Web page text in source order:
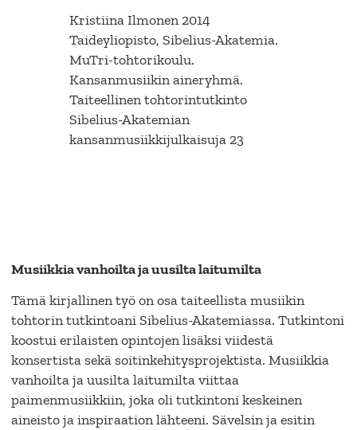
Kristiina Ilmonen 2014
Taideyliopisto, Sibelius-Akatemia.
MuTri-tohtorikoulu.
Kansanmusiikin aineryhmä.
Taiteellinen tohtorintutkinto
Sibelius-Akatemian
kansanmusiikkijulkaisuja 23
Musiikkia vanhoilta ja uusilta laitumilta
Tämä kirjallinen työ on osa taiteellista musiikin
tohtorin tutkintoani Sibelius-Akatemiassa. Tutkintoni
koostui erilaisten opintojen lisäksi viidestä
konsertista sekä soitinkehitysprojektista. Musiikkia
vanhoilta ja uusilta laitumilta viittaa
paimenmusiikkiin, joka oli tutkintoni keskeinen
aineisto ja inspiraation lähteeni. Sävelsin ja esitin